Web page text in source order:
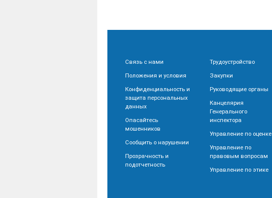
Связь с нами
Положения и условия
Конфиденциальность и
защита персональных
данных
Опасайтесь
мошенников
Сообщить о нарушении
Прозрачность и
подотчетность
Трудоустройство
Закупки
Руководящие органы
Канцелярия
Генерального
инспектора
Управление по оценке
Управление по
правовым вопросам
Управление по этике